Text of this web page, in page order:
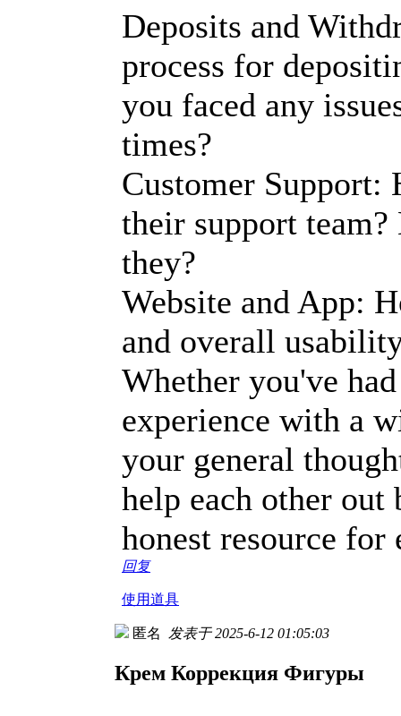
Deposits and
process for
you faced any
times?
Customer Support:
their support
they?
Website and App:
and overall
Whether you've
experience with a
your general
help each other out
honest resource
回复
使用道具
匿名 发表于 2025-6-12 01:05:03
Крем Коррекция Фигуры